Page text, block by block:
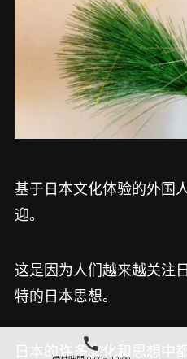
基于日本文化体验的外国
迎。
这是因为人们越来越关注
特的日本思想。
日本的许多文化和思想中